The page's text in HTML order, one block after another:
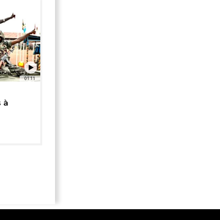
01:11
à